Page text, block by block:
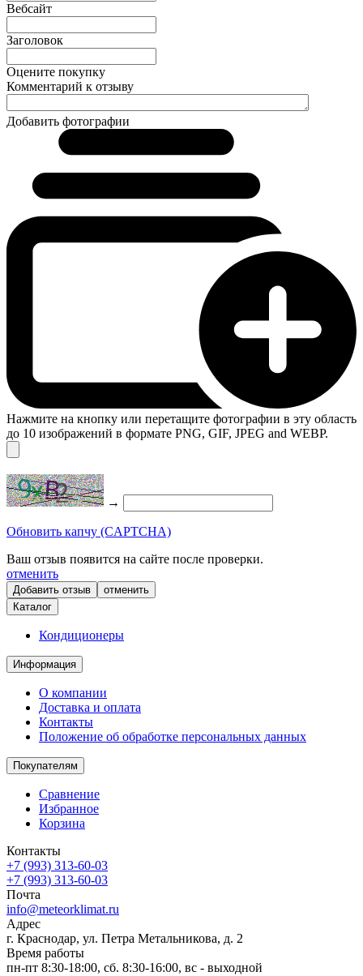
Вебсайт
Заголовок
Оцените покупку
Комментарий к отзыву
Добавить фотографии
Нажмите на кнопку или перетащите фотографии в эту область
до 10 изображений в формате PNG, GIF, JPEG and WEBP.
→
Обновить капчу (CAPTCHA)
Ваш отзыв появится на сайте после проверки.
отменить
отменить
Каталог
Кондиционеры
Информация
О компании
Доставка и оплата
Контакты
Положение об обработке персональных данных
Покупателям
Сравнение
Избранное
Корзина
Контакты
+7 (993) 313-60-03
+7 (993) 313-60-03
Почта
info@meteorklimat.ru
Адрес
г. Краснодар, ул. Петра Метальникова, д. 2
Время работы
пн-пт 8:30-18:00, сб. 8:30-16:00, вс - выходной